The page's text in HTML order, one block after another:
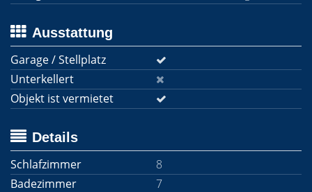
Ausstattung
Garage / Stellplatz
Unterkellert
Objekt ist vermietet
Details
Schlafzimmer
8
Badezimmer
7